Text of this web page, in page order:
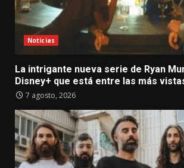
Noticias
La intrigante nueva serie de Ryan
Disney+ que está entre las más
7 agosto, 2026